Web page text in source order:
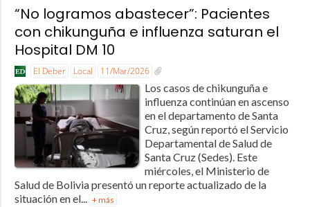
“No logramos abastecer”: Pacientes
con chikunguña e influenza saturan el
Hospital DM 10
El Deber Local 11/Mar/2026
Los casos de chikunguña e
influenza continúan en ascenso
en el departamento de Santa
Cruz, según reportó el Servicio
Departamental de Salud de
Santa Cruz (Sedes). Este
miércoles, el Ministerio de
Salud de Bolivia presentó un reporte actualizado de la
situación en el...
+ más